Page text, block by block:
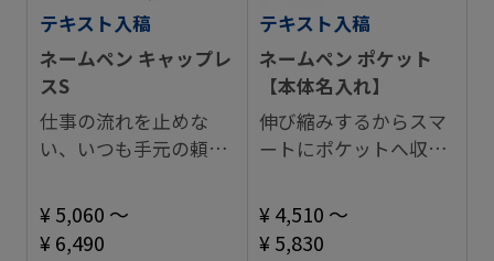
テキスト入稿
ネームペン キャップレ
スS
仕事の流れを止めな
い、いつも手元の頼れ
¥ 5,060 ～
¥ 6,490
テキスト入稿
ネームペン ポケット
【本体名入れ】
伸び縮みするからスマ
ートにポケットへ収納
¥ 4,510 ～
¥ 5,830